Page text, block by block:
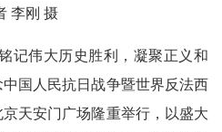
李刚 摄
伟大历史胜利，凝聚正义和
国人民抗日战争暨世界反法西
天安门广场隆重举行，以盛大